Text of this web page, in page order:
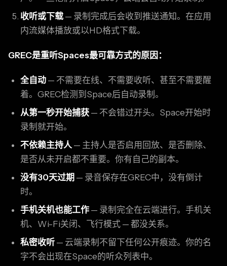
收听或下载 — 录制完成后会收到推送通知。在应用
内流媒体播放或以HD格式下载。
GREC是重听Spaces最可靠方式的原因：
全自动 — 不需要在线、不需要收听、甚至不需要醒
着。GREC检测到Space后自动录制。
从第一秒开始捕获 — 不会错过开头。Space开始时
录制就开始。
不依赖主持人— 主持人是否启用回放、是否删除、
是否从未开启都不重要。你有自己的副本。
没有30天过期 — 录音保存在GREC中，没有倒计
时。
手机关机也能工作 — 录制完全在云端进行。手机关
机、Wi-Fi关闭、飞行模式 — 都没关系。
私密收听 — 云端录制不留下任何公开痕迹。你的名
字不会出现在Space的听众列表中。